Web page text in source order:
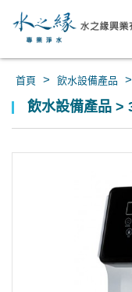
首頁 > 飲水設備產品 >
飲水設備產品 >